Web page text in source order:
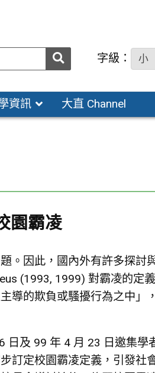
送出 字級： 小
資訊 大直 Channel
園霸凌
。因此，國內外有許多探討
(1993, 1999) 對霸凌的定
導的欺負或騷擾行為之中」
及 99 年 4 月 23 日邀集學
訂定校園霸凌定義，引發社